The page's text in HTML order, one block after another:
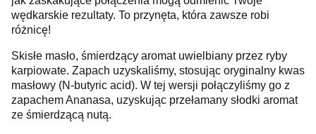
wędkarskie rezultaty. To przynęta, która zawsze robi
różnicę!
Skisłe masło, śmierdzący aromat uwielbiany przez ryby
karpiowate. Zapach uzyskaliśmy, stosując oryginalny kwas
masłowy (N-butyric acid). W tej wersji połączyliśmy go z
zapachem Ananasa, uzyskując przełamany słodki aromat
ze śmierdzącą nutą.